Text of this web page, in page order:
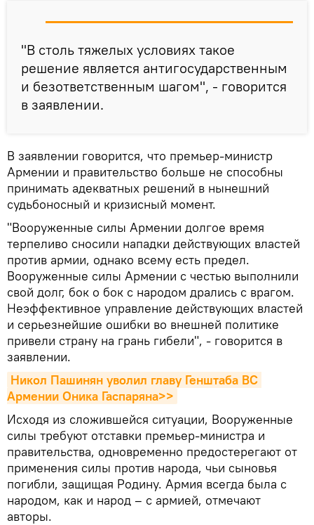
"В столь тяжелых условиях такое
решение является антигосударственным
и безответственным шагом", - говорится
в заявлении.
В заявлении говорится, что премьер-министр
Армении и правительство больше не способны
принимать адекватных решений в нынешний
судьбоносный и кризисный момент.
"Вооруженные силы Армении долгое время
терпеливо сносили нападки действующих властей
против армии, однако всему есть предел.
Вооруженные силы Армении с честью выполнили
свой долг, бок о бок с народом дрались с врагом.
Неэффективное управление действующих властей
и серьезнейшие ошибки во внешней политике
привели страну на грань гибели", - говорится в
заявлении.
Никол Пашинян уволил главу Генштаба ВС
Армении Оника Гаспаряна>>
Исходя из сложившейся ситуации, Вооруженные
силы требуют отставки премьер-министра и
правительства, одновременно предостерегают от
применения силы против народа, чьи сыновья
погибли, защищая Родину. Армия всегда была с
народом, как и народ – с армией, отмечают
авторы.